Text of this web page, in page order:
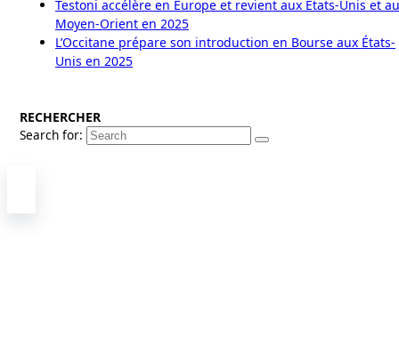
Testoni accélère en Europe et revient aux États-Unis et au
Moyen-Orient en 2025
L’Occitane prépare son introduction en Bourse aux États-
Unis en 2025
RECHERCHER
Search for: